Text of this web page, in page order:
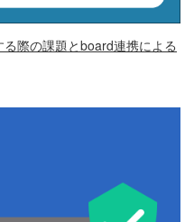
際の課題とboard連携による